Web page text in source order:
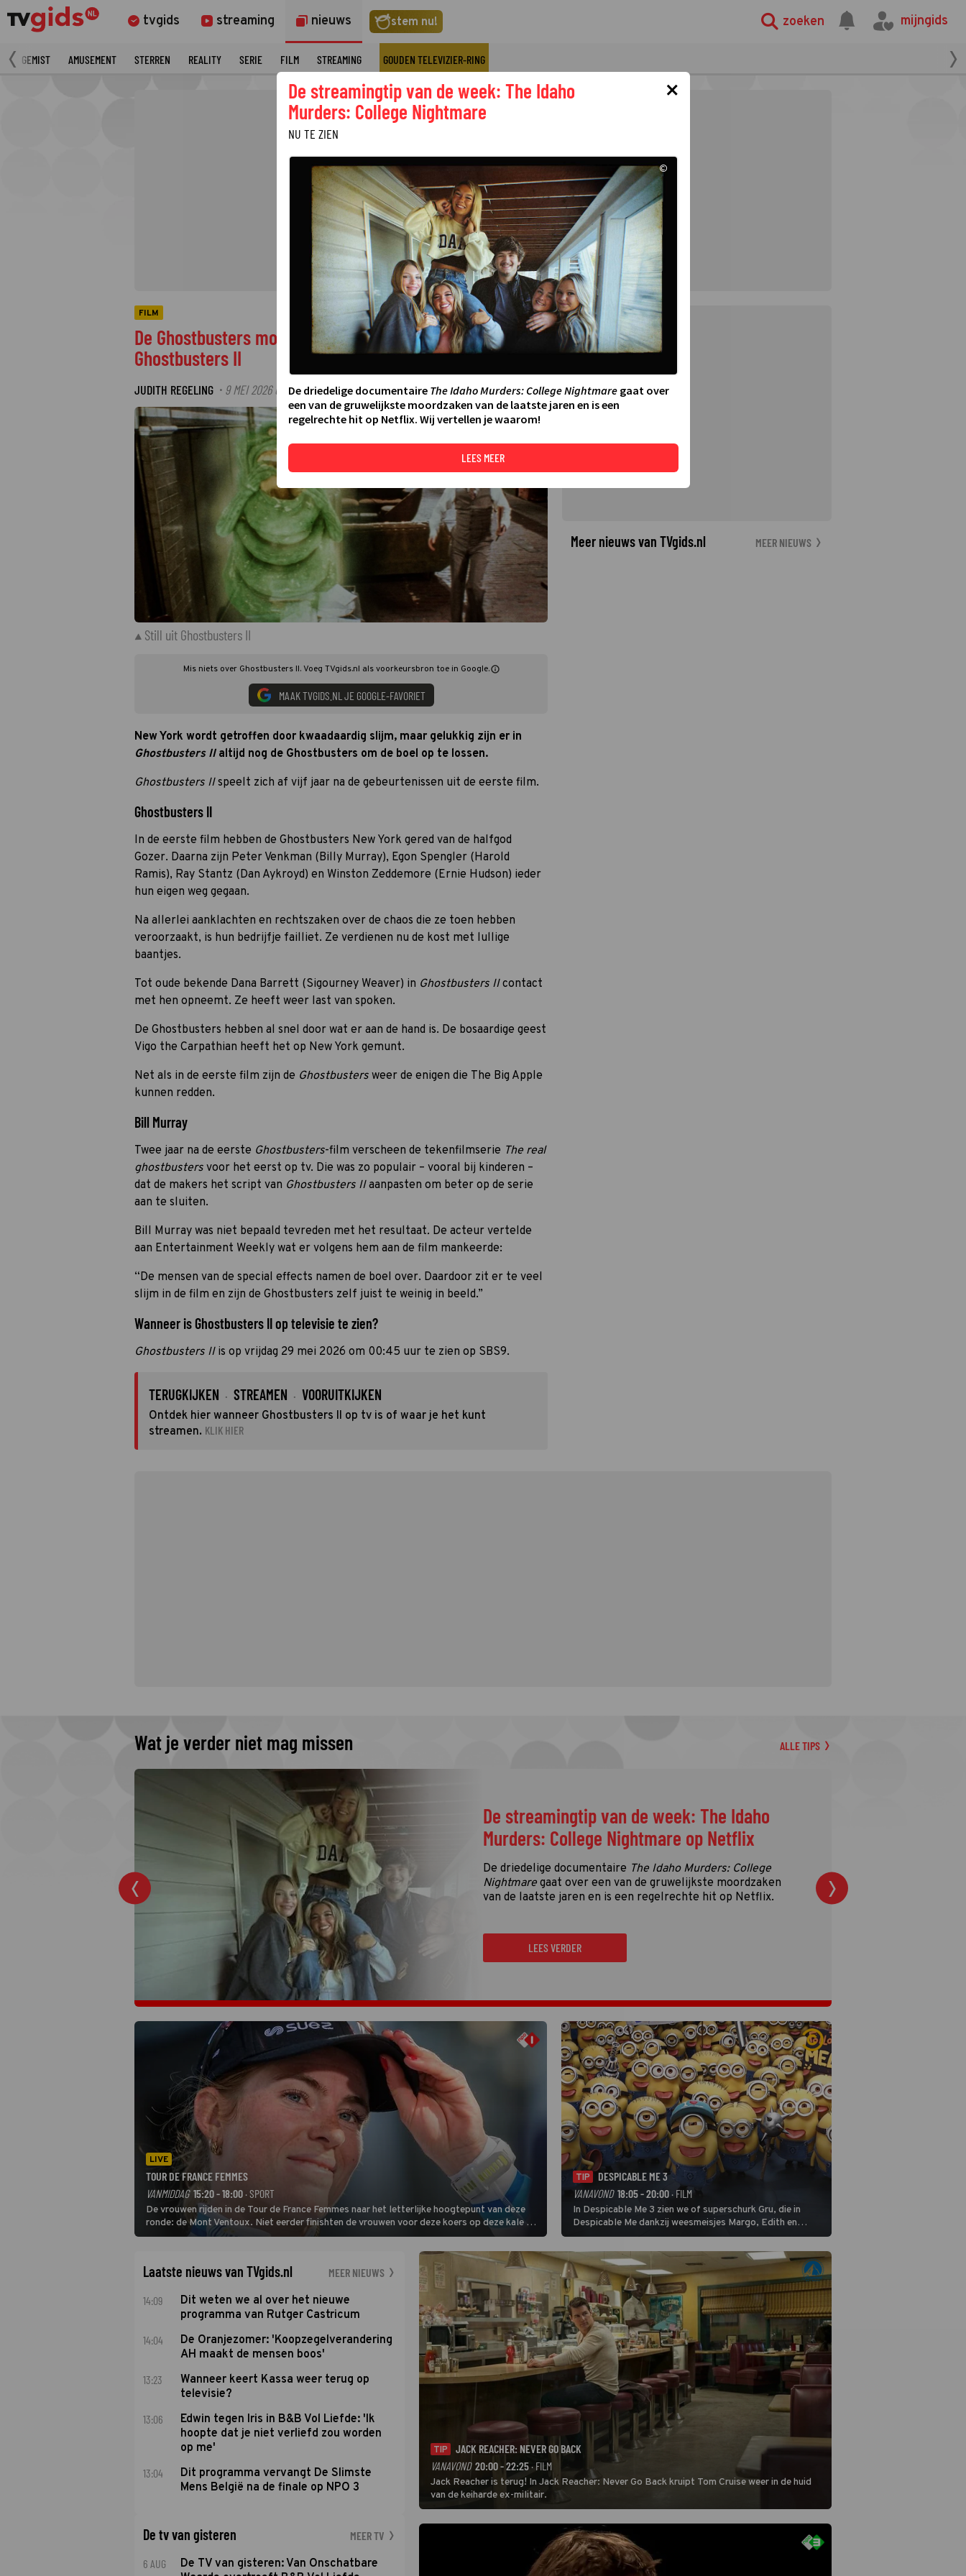
tvgids streaming nieuws stem nu! zoeken mijngids
GEMIST AMUSEMENT STERREN REALITY SERIE FILM STREAMING GOUDEN TELEVIZIER-RING
FILM
De Ghostbusters moeten weer in actie komen in
Ghostbusters II
JUDITH REGELING · 9 MEI 2026 07:17·LAATSTE UPDATE:10-05-26 22:05
©
Still uit Ghostbusters II
Mis niets over Ghostbusters II. Voeg TVgids.nl als voorkeursbron toe in Google.
MAAK TVGIDS.NL JE GOOGLE-FAVORIET
New York wordt getroffen door kwaadaardig slijm, maar gelukkig zijn er in
Ghostbusters IIaltijd nog de Ghostbusters om de boel op te lossen.
Ghostbusters IIspeelt zich af vijf jaar na de gebeurtenissen uit de eerste film.
Ghostbusters II
In de eerste film hebben de Ghostbusters New York gered van de halfgod
Gozer. Daarna zijn Peter Venkman (Billy Murray), Egon Spengler (Harold
Ramis), Ray Stantz (Dan Aykroyd) en Winston Zeddemore (Ernie Hudson) ieder
hun eigen weg gegaan.
Na allerlei aanklachten en rechtszaken over de chaos die ze toen hebben
veroorzaakt, is hun bedrijfje failliet. Ze verdienen nu de kost met lullige
baantjes.
Tot oude bekende Dana Barrett (Sigourney Weaver) in Ghostbusters IIcontact
met hen opneemt. Ze heeft weer last van spoken.
De Ghostbusters hebben al snel door wat er aan de hand is. De bosaardige geest
Vigo the Carpathian heeft het op New York gemunt.
Net als in de eerste film zijn de Ghostbusters weer de enigen die The Big Apple
kunnen redden.
Bill Murray
Twee jaar na de eerste Ghostbusters-film verscheen de tekenfilmserie The real
ghostbusters voor het eerst op tv. Die was zo populair – vooral bij kinderen –
dat de makers het script van Ghostbusters IIaanpasten om beter op de serie
aan te sluiten.
Bill Murray was niet bepaald tevreden met het resultaat. De acteur vertelde
aan Entertainment Weekly wat er volgens hem aan de film mankeerde:
“De mensen van de special effects namen de boel over. Daardoor zit er te veel
slijm in de film en zijn de Ghostbusters zelf juist te weinig in beeld.”
Wanneer is Ghostbusters II op televisie te zien?
Ghostbusters IIis op vrijdag 29 mei 2026 om 00:45 uur te zien op SBS9.
TERUGKIJKEN · STREAMEN · VOORUITKIJKEN
Ontdek hier wanneer Ghostbusters II op tv is of waar je het kunt
streamen. KLIK HIER
Meer nieuws van TVgids.nl MEER NIEUWS
Wat je verder niet mag missen ALLE TIPS
De streamingtip van de week: The Idaho
Murders: College Nightmare op Netflix
De driedelige documentaire The Idaho Murders: College
Nightmare gaat over een van de gruwelijkste moordzaken
van de laatste jaren en is een regelrechte hit op Netflix.
LEES VERDER
LIVE
TOUR DE FRANCE FEMMES
VANMIDDAG 15:20 - 18:00 · SPORT
De vrouwen rijden in de Tour de France Femmes naar het letterlijke hoogtepunt van deze
ronde: de Mont Ventoux. Niet eerder finishten de vrouwen voor deze koers op deze kale col
uit de buitencategorie. De aanloop naar de slotklim is vlak.
TIP
DESPICABLE ME 3
VANAVOND 18:05 - 20:00 · FILM
In Despicable Me 3 zien we of superschurk Gru, die in
Despicable Me dankzij weesmeisjes Margo, Edith en
Agnes de overstap naar het rechte pad maakte, ook op
dat pad weet te blijven.
Laatste nieuws van TVgids.nl MEER NIEUWS
14:09
Dit weten we al over het nieuwe
programma van Rutger Castricum
14:04
De Oranjezomer: 'Koopzegelverandering
AH maakt de mensen boos'
13:23
Wanneer keert Kassa weer terug op
televisie?
13:06
Edwin tegen Iris in B&B Vol Liefde: 'Ik
hoopte dat je niet verliefd zou worden
op me'
13:04
Dit programma vervangt De Slimste
Mens België na de finale op NPO 3
De tv van gisteren MEER TV
6 AUG
De TV van gisteren: Van Onschatbare
TIP
JACK REACHER: NEVER GO BACK
VANAVOND 20:00 - 22:25· FILM
Jack Reacher is terug! In Jack Reacher: Never Go Back kruipt Tom Cruise weer in de huid
van de keiharde ex-militair.
×
De streamingtip van de week: The Idaho
Murders: College Nightmare
NU TE ZIEN
©
De driedelige documentaire The Idaho Murders: College Nightmaregaat over
een van de gruwelijkste moordzaken van de laatste jaren en is een
regelrechte hit op Netflix. Wij vertellen je waarom!
LEES MEER